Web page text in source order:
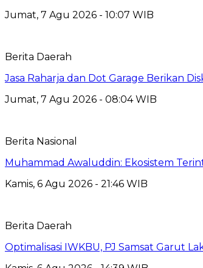
Jumat, 7 Agu 2026 - 10:07 WIB
Berita Daerah
Jasa Raharja dan Dot Garage Berikan
Jumat, 7 Agu 2026 - 08:04 WIB
Berita Nasional
Muhammad Awaluddin: Ekosistem
Kamis, 6 Agu 2026 - 21:46 WIB
Berita Daerah
Optimalisasi IWKBU, PJ Samsat Garut